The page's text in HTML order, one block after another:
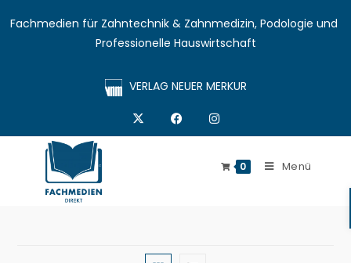
Fachmedien für Zahntechnik & Zahnmedizin, Podologie und
Professionelle Hauswirtschaft
VERLAG NEUER MERKUR
0 Menü